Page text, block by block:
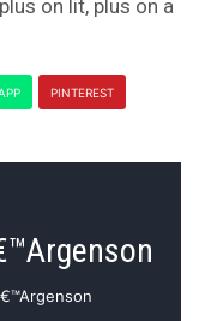
on lit, plus on a
PINTEREST